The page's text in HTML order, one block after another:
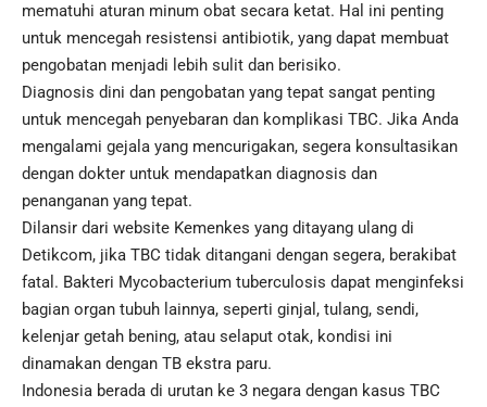
mematuhi aturan minum obat secara ketat. Hal ini penting
untuk mencegah resistensi antibiotik, yang dapat membuat
pengobatan menjadi lebih sulit dan berisiko.
Diagnosis dini dan pengobatan yang tepat sangat penting
untuk mencegah penyebaran dan komplikasi TBC. Jika Anda
mengalami gejala yang mencurigakan, segera konsultasikan
dengan dokter untuk mendapatkan diagnosis dan
penanganan yang tepat.
Dilansir dari website Kemenkes yang ditayang ulang di
Detikcom, jika TBC tidak ditangani dengan segera, berakibat
fatal. Bakteri Mycobacterium tuberculosis dapat menginfeksi
bagian organ tubuh lainnya, seperti ginjal, tulang, sendi,
kelenjar getah bening, atau selaput otak, kondisi ini
dinamakan dengan TB ekstra paru.
Indonesia berada di urutan ke 3 negara dengan kasus TBC